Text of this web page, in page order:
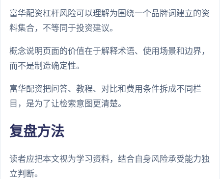
富华配资杠杆风险可以理解为围绕一个品牌词建立的资
料集合，不等同于投资建议。
概念说明页面的价值在于解释术语、使用场景和边界，
而不是制造确定性。
富华配资把问答、教程、对比和费用条件拆成不同栏
目，是为了让检索意图更清楚。
复盘方法
读者应把本文视为学习资料，结合自身风险承受能力独
立判断。